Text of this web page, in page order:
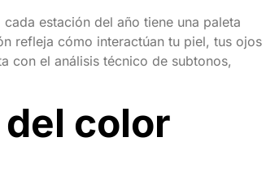
estación del año tiene una paleta
refleja cómo interactúan tu piel, tus ojos
con el análisis técnico de subtonos,
color